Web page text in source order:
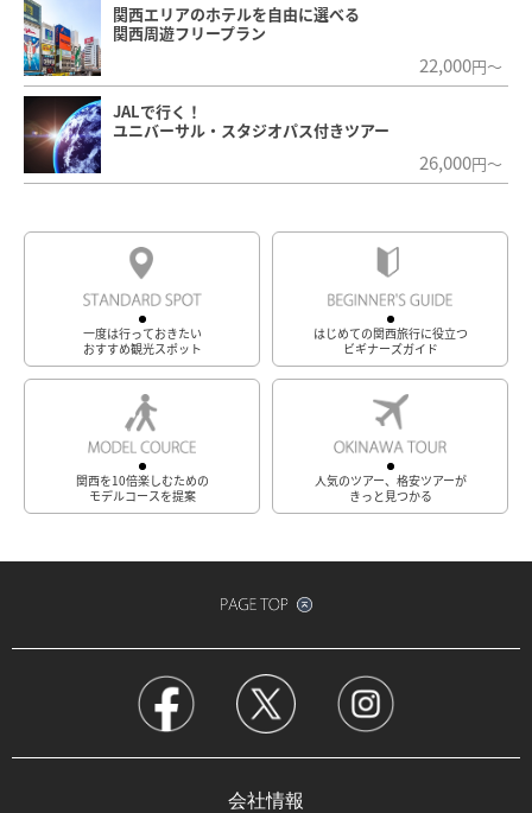
関西エリアのホテルを自由に選べる
関西周遊フリープラン
22,000円～
JALで行く！
ユニバーサル・スタジオパス付きツアー
26,000円～
一度は行っておきたい
おすすめ観光スポット
はじめての関西旅行に役立つ
ビギナーズガイド
関西を10倍楽しむための
モデルコースを提案
人気のツアー、格安ツアーが
きっと見つかる
会社情報